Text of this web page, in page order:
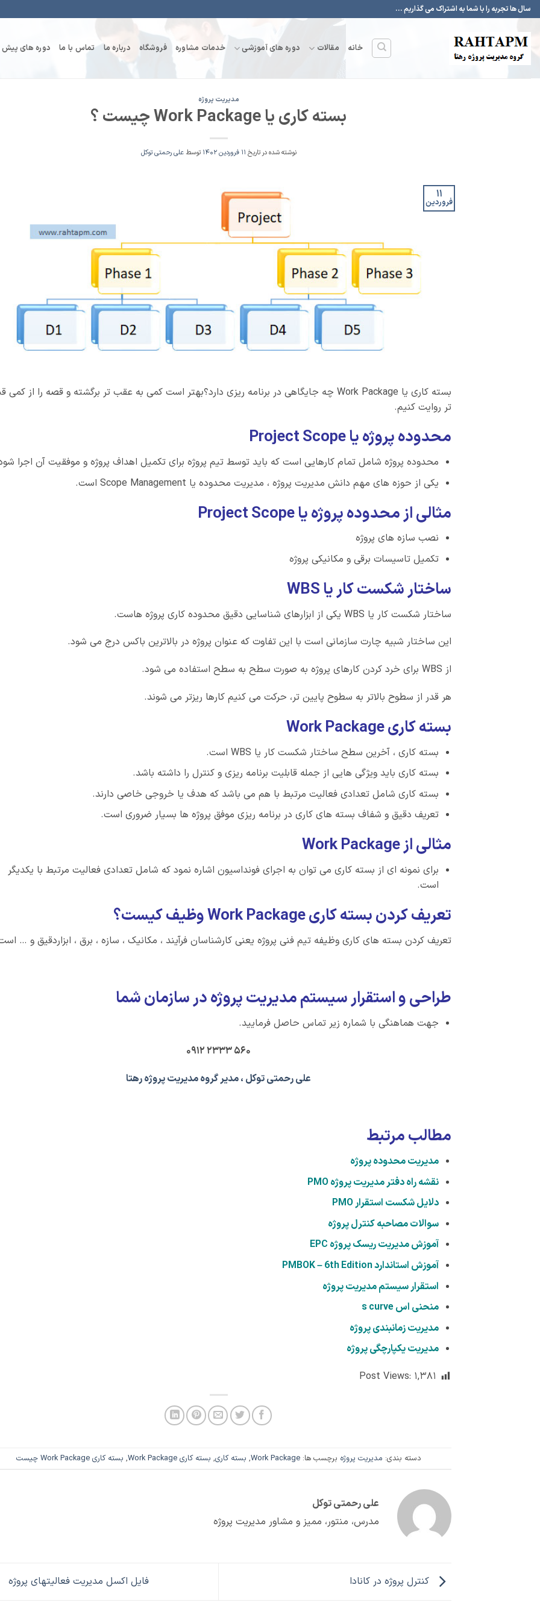
Skip
to
content
سال ها تجربه را با شما به اشتراک می گذاریم ...
خانه مقالات دوره های آموزشی خدمات مشاوره فروشگاه درباره ما تماس با ما دوره های پیش
مدیریت پروژه
بسته کاری یا Work Package چیست ؟
نوشته شده در تاریخ ۱۱ فروردین ۱۴۰۲ توسطعلی رحمتی توکل
۱۱
فروردین
بسته کاری یا Work Package چه جایگاهی در برنامه ریزی دارد؟
بهتر است کمی به عقب تر برگشته و قصه را از کمی
تر روایت کنیم.
محدوده پروژه یا Project Scope
محدوده پروژه شامل تمام کارهایی است که باید توسط تیم پروژه برای تکمیل اهداف پروژه و موفقیت آن اجرا
یکی از حوزه های مهم دانش مدیریت پروژه ، مدیریت محدوده یا Scope Management است.
مثالی از محدوده پروژه یا Project Scope
نصب سازه های پروژه
تکمیل تاسیسات برقی و مکانیکی پروژه
ساختار شکست کار یا WBS
ساختار شکست کار یا WBS یکی از ابزارهای شناسایی دقیق محدوده کاری پروژه هاست.
این ساختار شبیه چارت سازمانی است با این تفاوت که عنوان پروژه در بالاترین باکس درج می شود.
از WBS برای خرد کردن کارهای پروژه به صورت سطح به سطح استفاده می شود.
هر قدر از سطوح بالاتر به سطوح پایین تر، حرکت می کنیم کارها ریزتر می شوند.
بسته کاری Work Package
بسته کاری ، آخرین سطح ساختار شکست کار یا WBS است.
بسته کاری باید ویژگی هایی از جمله قابلیت برنامه ریزی و کنترل را داشته باشد.
بسته کاری شامل تعدادی فعالیت مرتبط با هم می باشد که هدف یا خروجی خاصی دارند.
تعریف دقیق و شفاف بسته های کاری در برنامه ریزی موفق پروژه ها بسیار ضروری است.
مثالی از Work Package
برای نمونه ای از بسته کاری می توان به اجرای فونداسیون اشاره نمود که شامل تعدادی فعالیت مرتبط با یکدیگر
است.
تعریف کردن بسته کاری Work Package وظیف کیست؟
تعریف کردن بسته های کاری وظیفه تیم فنی پروژه یعنی کارشناسان فرآیند ، مکانیک ، سازه ، برق ، ابزاردقیق و …
طراحی و استقرار سیستم مدیریت پروژه در سازمان شما
جهت هماهنگی با شماره زیر تماس حاصل فرمایید.
۵۶۰ ۲۳۳۳ ۰۹۱۲
علی رحمتی توکل ، مدیر گروه مدیریت پروژه رهتا
مطالب مرتبط
مدیریت محدوده پروژه
نقشه راه دفتر مدیریت پروژه PMO
دلایل شکست استقرار PMO
سوالات مصاحبه کنترل پروژه
آموزش مدیریت ریسک پروژه EPC
آموزش استاندارد PMBOK – 6th Edition
استقرار سیستم مدیریت پروژه
منحنی اس s curve
مدیریت زمانبندی پروژه
مدیریت یکپارچگی پروژه
Post Views: ۱,۳۸۱
دسته بندی: مدیریت پروژه برچسب ها:Work Package
, بسته کاری, بسته کاری Work Package , بسته کاری Work Package چیست
علی رحمتی توکل
مدرس، منتور، ممیز و مشاور مدیریت پروژه
کنترل پروژه در کانادا فایل اکسل مدیریت فعالیتهای پروژه